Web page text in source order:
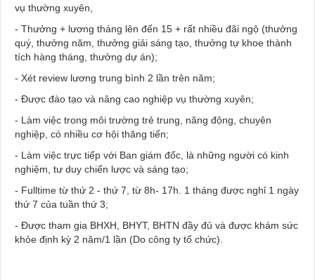
vụ thường xuyên,
- Thưởng + lương tháng lên đến 15 + rất nhiều đãi ngộ (thưởng
quý, thưởng năm, thưởng giải sáng tạo, thưởng tự khoe thành
tích hàng tháng, thưởng dự án);
- Xét review lương trung bình 2 lần trên năm;
- Được đào tạo và nâng cao nghiệp vụ thường xuyên;
- Làm việc trong môi trường trẻ trung, năng động, chuyên
nghiệp, có nhiều cơ hội thăng tiến;
- Làm việc trực tiếp với Ban giám đốc, là những người có kinh
nghiệm, tư duy chiến lược và sáng tạo;
- Fulltime từ thứ 2 - thứ 7, từ 8h- 17h. 1 tháng được nghỉ 1 ngày
thứ 7 của tuần thứ 3;
- Được tham gia BHXH, BHYT, BHTN đầy đủ và được khám sức
khỏe định kỳ 2 năm/1 lần (Do công ty tổ chức).